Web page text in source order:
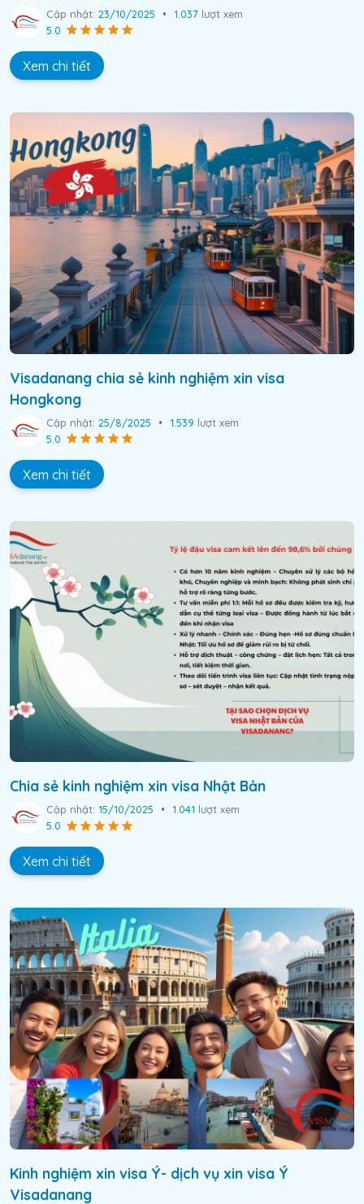
Cập nhật: 23/10/2025 • 1.037 lượt xem
5.0
Xem chi tiết
Visadanang chia sẻ kinh nghiệm xin visa
Hongkong
Cập nhật: 25/8/2025 • 1.539 lượt xem
5.0
Xem chi tiết
Chia sẻ kinh nghiệm xin visa Nhật Bản
Cập nhật: 15/10/2025 • 1.041 lượt xem
5.0
Xem chi tiết
Kinh nghiệm xin visa Ý- dịch vụ xin visa Ý
Visadanang